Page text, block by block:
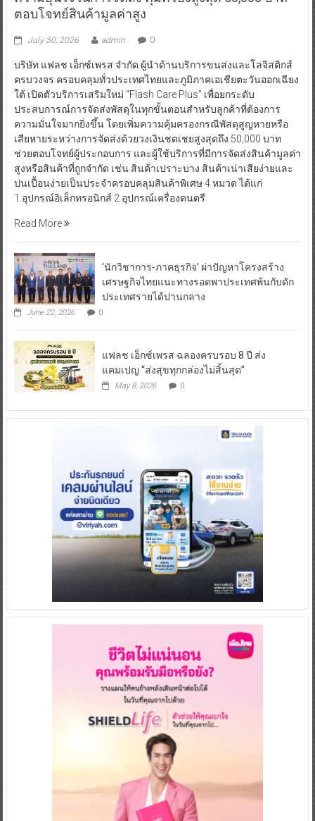
ตอบโจทย์สินค้ามูลค่าสูง
July 30, 2026 admin 0
บริษัท แฟลช เอ็กซ์เพรส จำกัด ผู้นำด้านบริการขนส่งและโลจิสติกส์
ครบวงจร ครอบคลุมทั่วประเทศไทยและภูมิภาคเอเชียตะวันออกเฉียง
ใต้ เปิดตัวบริการเสริมใหม่ “Flash Care Plus” เพื่อยกระดับ
ประสบการณ์การจัดส่งพัสดุในทุกขั้นตอนสำหรับลูกค้าที่ต้องการ
ความมั่นใจมากยิ่งขึ้น โดยเพิ่มความคุ้มครองกรณีพัสดุสูญหายหรือ
เสียหายระหว่างการจัดส่งด้วยวงเงินชดเชยสูงสุดถึง 50,000 บาท
ช่วยตอบโจทย์ผู้ประกอบการ และผู้ใช้บริการที่มีการจัดส่งสินค้ามูลค่า
สูงหรือสินค้าที่ถูกจำกัด เช่น สินค้าเปราะบาง สินค้าเน่าเสียง่ายและ
ปนเปื้อนง่ายเป็นประจำครอบคลุมสินค้าพิเศษ 4 หมวด ได้แก่
1.อุปกรณ์อิเล็กทรอนิกส์ 2.อุปกรณ์เครื่องดนตรี
Read More
‘นักวิชาการ-ภาคธุรกิจ’ ผ่าปัญหาโครงสร้าง
เศรษฐกิจไทยแนะทางรอดพาประเทศพ้นกับดัก
ประเทศรายได้ปานกลาง
June 22, 2026 0
แฟลช เอ็กซ์เพรส ฉลองครบรอบ 8 ปี ส่ง
แคมเปญ “ส่งสุขทุกกล่องไม่สิ้นสุด”
May 8, 2026 0